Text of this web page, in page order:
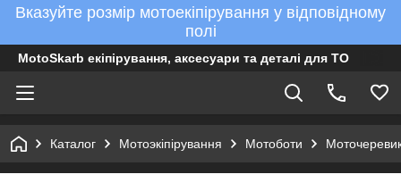
Вказуйте розмір мотоекіпірування у відповідному
полі
MotoSkarb екіпірування, аксесуари та деталі для ТО
Каталог Мотоэкіпірування Мотоботи